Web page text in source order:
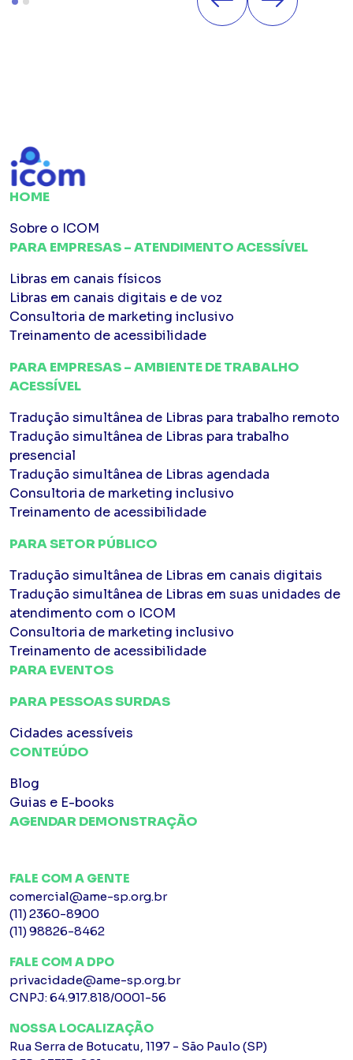
HOME
Sobre o ICOM
PARA EMPRESAS – ATENDIMENTO ACESSÍVEL
Libras em canais físicos
Libras em canais digitais e de voz
Consultoria de marketing inclusivo
Treinamento de acessibilidade
PARA EMPRESAS – AMBIENTE DE TRABALHO
ACESSÍVEL
Tradução simultânea de Libras para trabalho remoto
Tradução simultânea de Libras para trabalho
presencial
Tradução simultânea de Libras agendada
Consultoria de marketing inclusivo
Treinamento de acessibilidade
PARA SETOR PÚBLICO
Tradução simultânea de Libras em canais digitais
Tradução simultânea de Libras em suas unidades de
atendimento com o ICOM
Consultoria de marketing inclusivo
Treinamento de acessibilidade
PARA EVENTOS
PARA PESSOAS SURDAS
Cidades acessíveis
CONTEÚDO
Blog
Guias e E-books
AGENDAR DEMONSTRAÇÃO
FALE COM A GENTE
comercial@ame-sp.org.br
(11) 2360-8900
(11) 98826-8462
FALE COM A DPO
privacidade@ame-sp.org.br
CNPJ: 64.917.818/0001-56
NOSSA LOCALIZAÇÃO
Rua Serra de Botucatu, 1197 - São Paulo (SP)